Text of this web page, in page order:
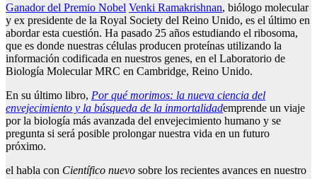
Ganador del Premio Nobel Venki Ramakrishnan, biólogo molecular
y ex presidente de la Royal Society del Reino Unido, es el último en
abordar esta cuestión. Ha pasado 25 años estudiando el ribosoma,
que es donde nuestras células producen proteínas utilizando la
información codificada en nuestros genes, en el Laboratorio de
Biología Molecular MRC en Cambridge, Reino Unido.
En su último libro, Por qué morimos: la nueva ciencia del
envejecimiento y la búsqueda de la inmortalidademprende un viaje
por la biología más avanzada del envejecimiento humano y se
pregunta si será posible prolongar nuestra vida en un futuro
próximo.
el habla con Científico nuevo sobre los recientes avances en nuestro